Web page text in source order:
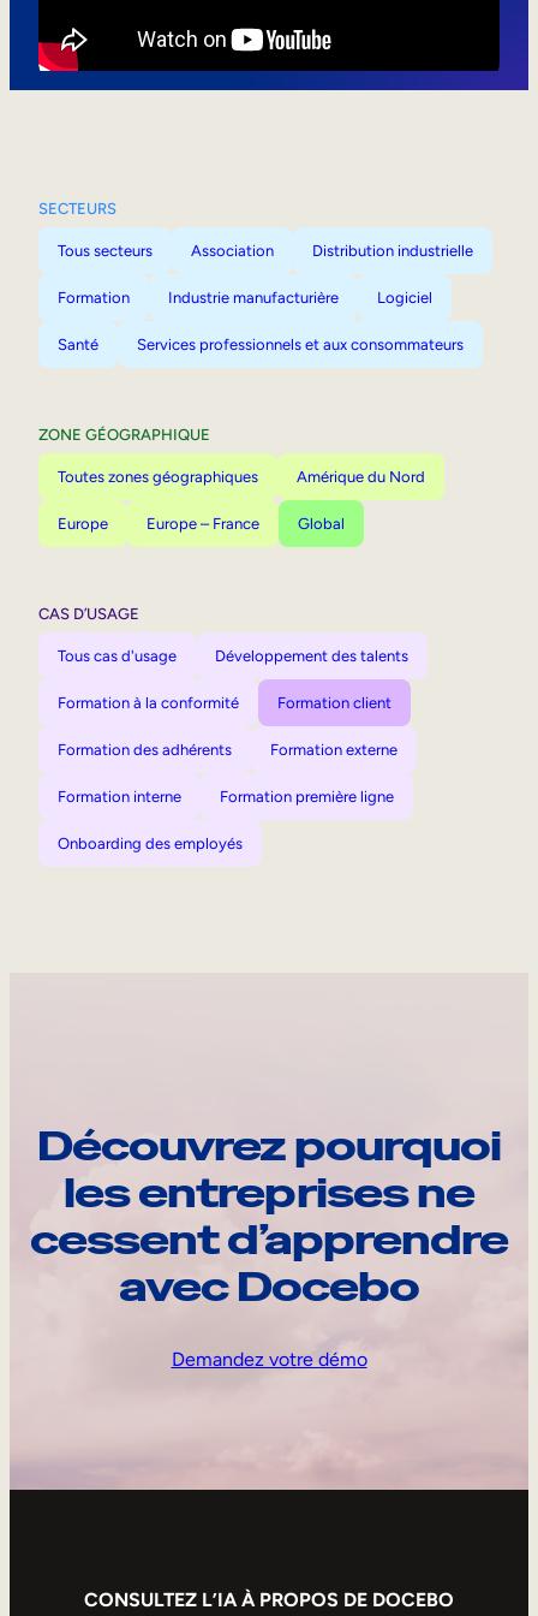
SECTEURS
Tous secteurs Association Distribution industrielle
Formation Industrie manufacturière Logiciel
Santé Services professionnels et aux consommateurs
ZONE GÉOGRAPHIQUE
Toutes zones géographiques Amérique du Nord
Europe Europe – France Global
CAS D’USAGE
Tous cas d'usage Développement des talents
Formation à la conformité Formation client
Formation des adhérents Formation externe
Formation interne Formation première ligne
Onboarding des employés
Découvrez pourquoi
les entreprises ne
cessent d’apprendre
avec Docebo
Demandez votre démo
CONSULTEZ L’IA À PROPOS DE DOCEBO